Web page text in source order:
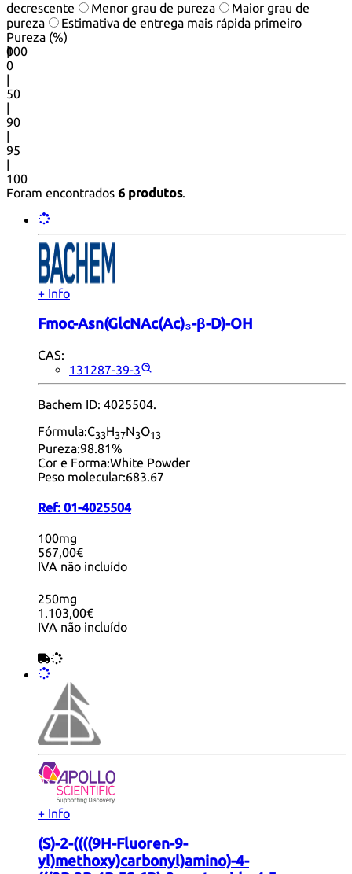
decrescente
Menor grau de pureza
Maior grau de
pureza
Estimativa de entrega mais rápida primeiro
Pureza (%)
0
100
|
0
|
50
|
90
|
95
|
100
Foram encontrados 6 produtos.
+ Info
Fmoc-Asn(GlcNAc(Ac)₃-β-D)-OH
CAS:
131287-39-3
Bachem ID: 4025504.
Fórmula:C33H37N3O13
Pureza:98.81%
Cor e Forma:White Powder
Peso molecular:683.67
Ref: 01-4025504
100mg
567,00€
IVA não incluído
250mg
1.103,00€
IVA não incluído
+ Info
(S)-2-((((9H-Fluoren-9-
yl)methoxy)carbonyl)amino)-4-